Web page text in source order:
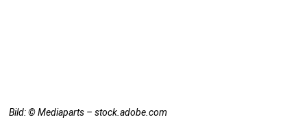
Bild: © Mediaparts – stock.adobe.com